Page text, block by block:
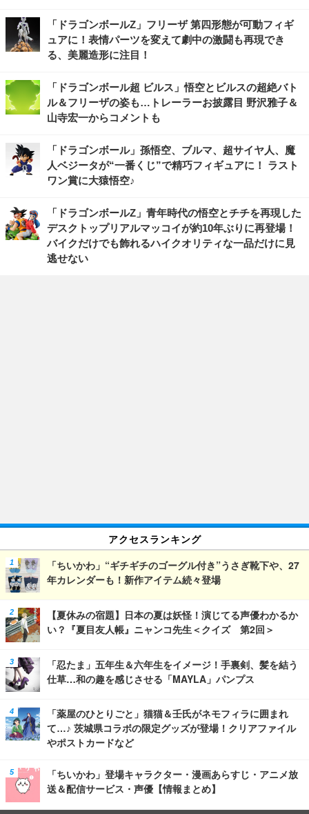
「ドラゴンボールZ」フリーザ 第四形態が可動フィギ
ュアに！表情パーツを変えて劇中の激闘も再現でき
る、美麗造形に注目！
「ドラゴンボール超 ビルス」悟空とビルスの超絶バト
ル＆フリーザの姿も…トレーラーお披露目 野沢雅子＆
山寺宏一からコメントも
「ドラゴンボール」孫悟空、ブルマ、超サイヤ人、魔
人ベジータが“一番くじ”で精巧フィギュアに！ ラスト
ワン賞に大猿悟空♪
「ドラゴンボールZ」青年時代の悟空とチチを再現した
デスクトップリアルマッコイが約10年ぶりに再登場！
バイクだけでも飾れるハイクオリティな一品だけに見
逃せない
アクセスランキング
「ちいかわ」“ギチギチのゴーグル付き”うさぎ靴下や、27
年カレンダーも！新作アイテム続々登場
【夏休みの宿題】日本の夏は妖怪！演じてる声優わかるか
い？『夏目友人帳』ニャンコ先生＜クイズ 第2回＞
「忍たま」五年生＆六年生をイメージ！手裏剣、髪を結う
仕草…和の趣を感じさせる「MAYLA」パンプス
「薬屋のひとりごと」猫猫＆壬氏がネモフィラに囲まれ
て…♪ 茨城県コラボの限定グッズが登場！クリアファイル
やポストカードなど
「ちいかわ」登場キャラクター・漫画あらすじ・アニメ放
送＆配信サービス・声優【情報まとめ】